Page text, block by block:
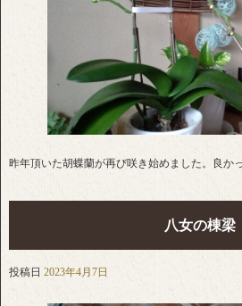
昨年頂いた胡蝶蘭が再び咲き始めました。良かっ
八女の棟梁
投稿日 2023年4月7日